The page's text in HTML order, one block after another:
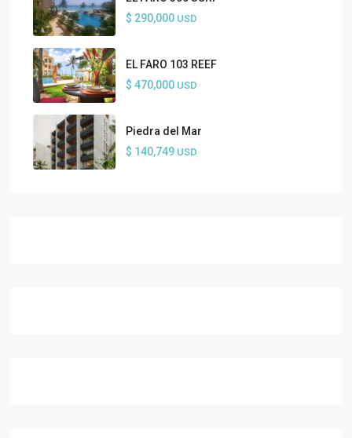
$ 290,000 USD
EL FARO 103 REEF
$ 470,000 USD
Piedra del Mar
$ 140,749 USD